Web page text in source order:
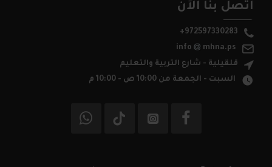
اتصل بنا الآن
+972597330283
info
mhna.ps
قلقيلية - شارع التربية والتعليم
السبت - الجمعة من 10:00 ص - 10:00 م